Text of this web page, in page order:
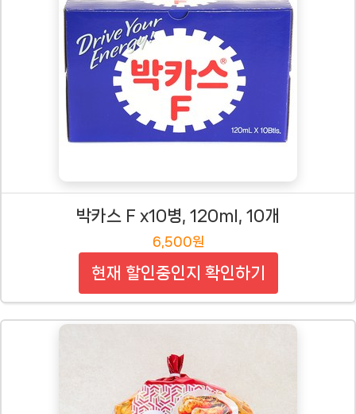
박카스 F x10병, 120ml, 10개
6,500원
현재 할인중인지 확인하기